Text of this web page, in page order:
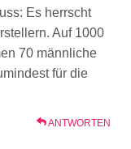
Es herrscht
Auf 1000
70 männliche
für die
ANTWORTEN